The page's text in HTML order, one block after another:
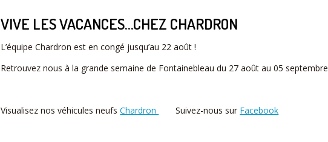
VIVE LES VACANCES…CHEZ CHARDRON
L’équipe Chardron est en congé jusqu’au 22 août !
Retrouvez nous à la grande semaine de Fontainebleau du 27 août au 05 septembre
Visualisez nos véhicules neufsChardron Suivez-nous sur Facebook